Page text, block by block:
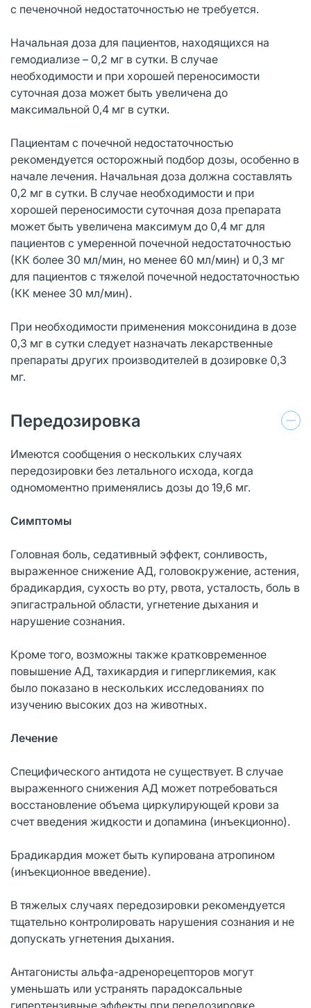
с печеночной недостаточностью не требуется.
Начальная доза для пациентов, находящихся на
гемодиализе – 0,2 мг в сутки. В случае
необходимости и при хорошей переносимости
суточная доза может быть увеличена до
максимальной 0,4 мг в сутки.
Пациентам с почечной недостаточностью
рекомендуется осторожный подбор дозы, особенно в
начале лечения. Начальная доза должна составлять
0,2 мг в сутки. В случае необходимости и при
хорошей переносимости суточная доза препарата
может быть увеличена максимум до 0,4 мг для
пациентов с умеренной почечной недостаточностью
(КК более 30 мл/мин, но менее 60 мл/мин) и 0,3 мг
для пациентов с тяжелой почечной недостаточностью
(КК менее 30 мл/мин).
При необходимости применения моксонидина в дозе
0,3 мг в сутки следует назначать лекарственные
препараты других производителей в дозировке 0,3
мг.
Передозировка
Имеются сообщения о нескольких случаях
передозировки без летального исхода, когда
одномоментно применялись дозы до 19,6 мг.
Симптомы
Головная боль, седативный эффект, сонливость,
выраженное снижение АД, головокружение, астения,
брадикардия, сухость во рту, рвота, усталость, боль в
эпигастральной области, угнетение дыхания и
нарушение сознания.
Кроме того, возможны также кратковременное
повышение АД, тахикардия и гипергликемия, как
было показано в нескольких исследованиях по
изучению высоких доз на животных.
Лечение
Специфического антидота не существует. В случае
выраженного снижения АД может потребоваться
восстановление объема циркулирующей крови за
счет введения жидкости и допамина (инъекционно).
Брадикардия может быть купирована атропином
(инъекционное введение).
В тяжелых случаях передозировки рекомендуется
тщательно контролировать нарушения сознания и не
допускать угнетения дыхания.
Антагонисты альфа-адренорецепторов могут
уменьшать или устранять парадоксальные
гипертензивные эффекты при передозировке